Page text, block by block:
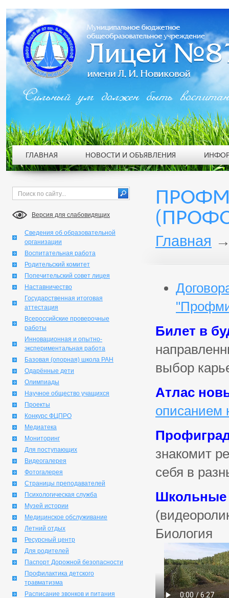
Версия для слабовидящих
Сведения об образовательной
организации
Воспитательная работа
Родительский комитет
Попечительский совет лицея
Наставничество
Государственная итоговая
аттестация
Всероссийские проверочные
работы
Инновационная и опытно-
экспериментальная работа
Базовая (опорная) школа РАН
Одарённые дети
Олимпиады
Научное общество учащихся
Проекты
Конкурс ФЦПРО
Медиатека
Мониторинг
Для поступающих
Видеогалерея
Фотогалерея
Страницы преподавателей
Психологическая служба
Музей истории
Медицинское обслуживание
Летний отдых
Ресурсный центр
Для родителей
Паспорт Дорожной безопасности
Профилактика детского
травматизма
Расписание звонков и питания
Главная
Билет в
выбор
Атлас
описанием
знакомит
себя в
Школьные
Биология
Сильный ум должен быть
ГЛАВНАЯ НОВОСТИ И ОБЪЯВЛЕНИЯ